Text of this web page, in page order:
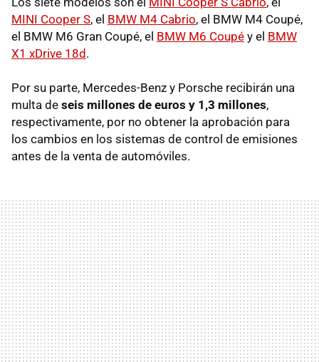
MINI Cooper S, el BMW M4 Cabrio, el BMW M4 Coupé,
el BMW M6 Gran Coupé, el BMW M6 Coupé y el BMW
X1 xDrive 18d.
Por su parte, Mercedes-Benz y Porsche recibirán una
multa de seis millones de euros y 1,3 millones,
respectivamente, por no obtener la aprobación para
los cambios en los sistemas de control de emisiones
antes de la venta de automóviles.